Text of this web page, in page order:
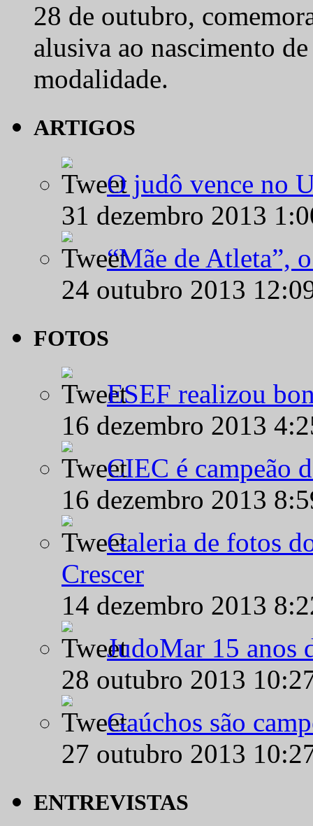
28 de outubro,
alusiva ao nascimento
modalidade.
ARTIGOS
O judô vence no
31 dezembro 2013
“Mãe de Atleta”,
24 outubro 2013
FOTOS
ESEF realizou
16 dezembro 2013
CIEC é campeão
16 dezembro 2013
Galeria de fotos
Crescer
14 dezembro 2013
JudoMar 15 anos
28 outubro 2013
Gaúchos são
27 outubro 2013
ENTREVISTAS